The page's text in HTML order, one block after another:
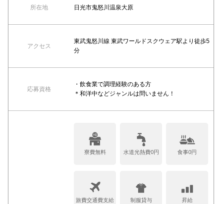
所在地 日光市鬼怒川温泉大原
アクセス
東武鬼怒川線 東武ワールドスクウェア駅より徒歩5
分
応募資格
・飲食業で調理経験のある方
＊和洋中などジャンルは問いません！
寮費無料 水道光熱費0円 食事0円
旅費交通費支給 制服貸与 昇給